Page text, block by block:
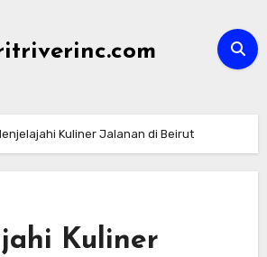
Kuliner Jalanan di Beirut
Kuliner